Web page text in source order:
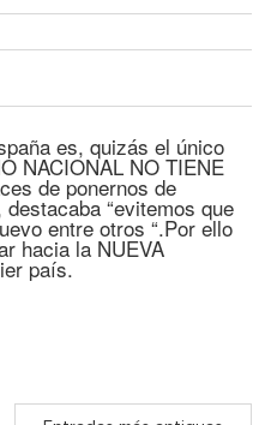
es, quizás el único
NACIONAL NO TIENE
de ponernos de
“evitemos que
entre otros “.Por ello
hacia la NUEVA
país.